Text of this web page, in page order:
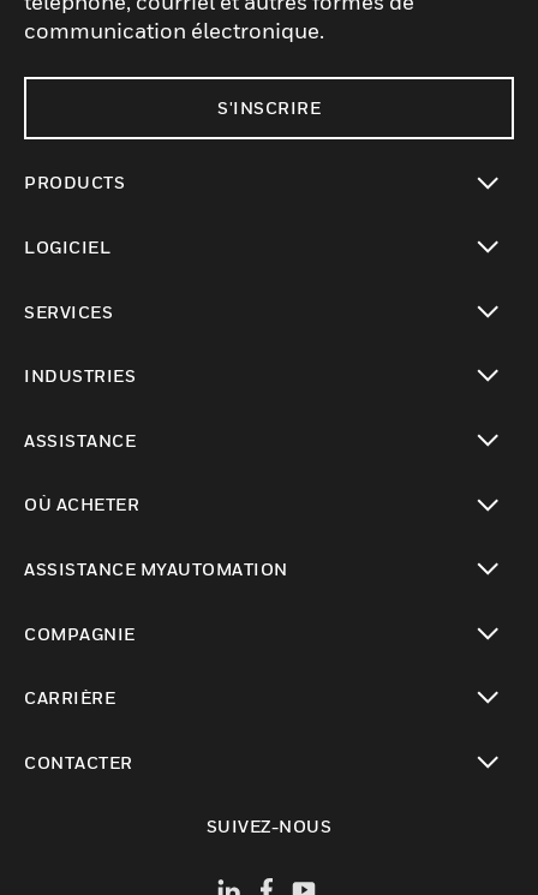
communication électronique.
S'INSCRIRE
PRODUCTS
LOGICIEL
SERVICES
INDUSTRIES
ASSISTANCE
OÙ ACHETER
ASSISTANCE MYAUTOMATION
COMPAGNIE
CARRIÈRE
CONTACTER
SUIVEZ-NOUS